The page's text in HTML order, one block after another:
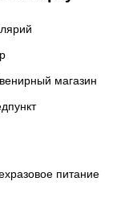
магазин
питание